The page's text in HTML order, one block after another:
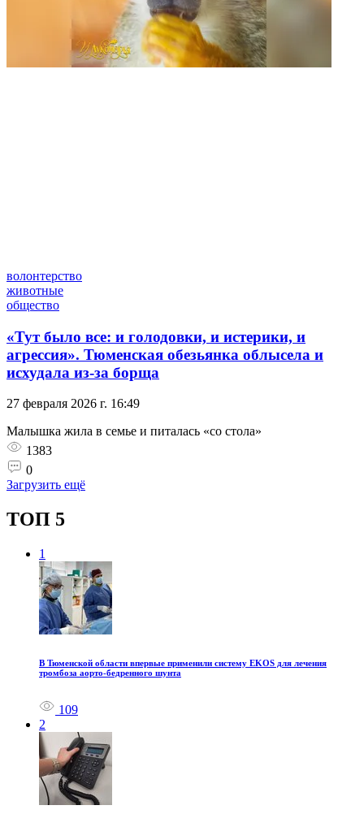
волонтерство
животные
общество
«Тут было все: и голодовки, и истерики, и
агрессия». Тюменская обезьянка облысела и
исхудала из-за борща
27 февраля 2026 г. 16:49
Малышка жила в семье и питалась «со стола»
1383
0
Загрузить ещё
ТОП 5
1
В Тюменской области впервые применили систему EKOS для лечения
тромбоза аорто-бедренного шунта
109
2